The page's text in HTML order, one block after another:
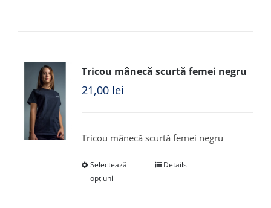
Tricou mânecă scurtă femei negru
21,00 lei
Tricou mânecă scurtă femei negru
Selectează
opțiuni
Details